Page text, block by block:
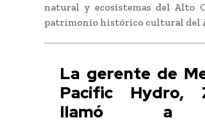
natural y ecosistemas del Alto
patrimonio histórico cultural del
La gerente de
Pacific Hydro,
llamó a